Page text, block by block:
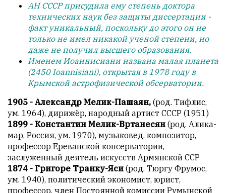
АН СССР присудила ему степень доктора
технических наук без защиты диссертации -
факт уникальный, поскольку до этого он не
только не имел никакой ученой степени, но
даже не получил высшего образования.
Именем Иоаннисиани названа малая планета
(2450 Ioannisiani), открытая в 1978 году в
Крымской астрофизической обсерватории.
1905 - Александр Мелик-Пашаян, (род. Тифлис,
ум. 1964), дирижёр, народный артист СССР (1951)
1899 - Константин Мелик-Вртанесян (род. Алика-
мар, Россия, ум. 1970), музыковед, композитор,
профессор Ереванской консерватории,
заслуженный деятель искусств Армянской ССР
1874 - Григоре Транку-Яси (род. Тюргу Фрумос,
ум. 1940), политический экономист, юрист,
профессор, член Постоянной комиссии Румынской